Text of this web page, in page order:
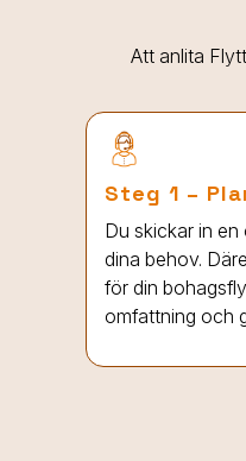
Att anlita
Steg 1 –
Du skickar in
dina behov.
för din
omfattning och